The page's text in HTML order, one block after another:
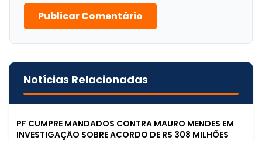
Publicar Comentário
Notícias Relacionadas
PF CUMPRE MANDADOS CONTRA MAURO MENDES EM
INVESTIGAÇÃO SOBRE ACORDO DE R$ 308 MILHÕES